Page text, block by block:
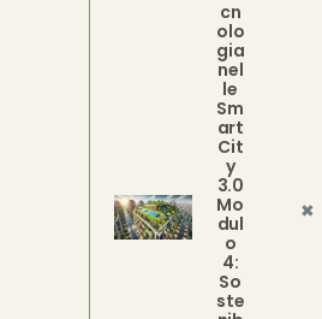
cn
olo
gia
nel
le
Sm
art
Cit
y
3.0
Mo
dul
o
4:
So
ste
✖